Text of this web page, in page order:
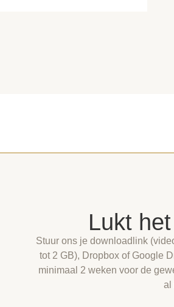
Lukt
Stuur ons je downloadlink
tot 2 GB), Dropbox of Google
minimaal 2 weken voor de
al